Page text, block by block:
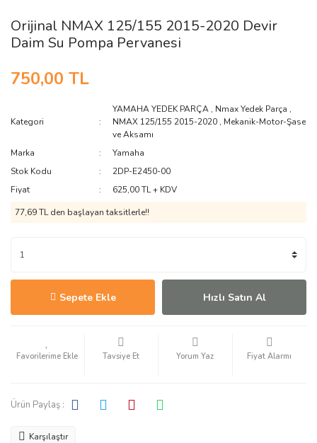
Orijinal NMAX 125/155 2015-2020 Devir
Daim Su Pompa Pervanesi
750,00 TL
Kategori
YAMAHA YEDEK PARÇA , Nmax Yedek Parça ,
NMAX 125/155 2015-2020 , Mekanik-Motor-Şase
ve Aksamı
Marka
Yamaha
Stok Kodu
2DP-E2450-00
Fiyat
625,00 TL + KDV
77,69 TL den başlayan taksitlerle!!
Sepete Ekle Hızlı Satın Al
Tavsiye Et Yorum Yaz Fiyat Alarmı
Ürün Paylaş :
Karşılaştır